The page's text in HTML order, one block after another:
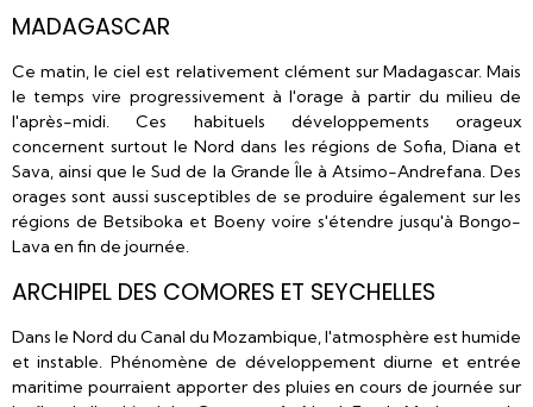
MADAGASCAR
Ce matin, le ciel est relativement clément sur Madagascar. Mais
le temps vire progressivement à l'orage à partir du milieu de
l'après-midi. Ces habituels développements orageux
concernent surtout le Nord dans les régions de Sofia, Diana et
Sava, ainsi que le Sud de la Grande Île à Atsimo-Andrefana. Des
orages sont aussi susceptibles de se produire également sur les
régions de Betsiboka et Boeny voire s'étendre jusqu'à Bongo-
Lava en fin de journée.
ARCHIPEL DES COMORES ET SEYCHELLES
Dans le Nord du Canal du Mozambique, l'atmosphère est humide
et instable. Phénomène de développement diurne et entrée
maritime pourraient apporter des pluies en cours de journée sur